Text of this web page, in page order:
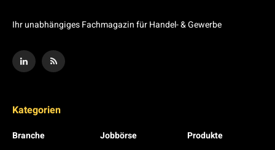
Ihr unabhängiges Fachmagazin für Handel- & Gewerbe
Kategorien
Branche
Jobbörse
Produkte